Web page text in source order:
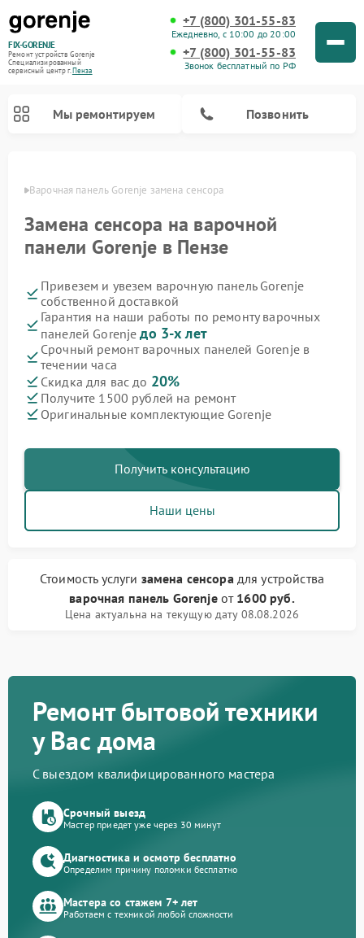
FIX-GORENJE
Ремонт устройств Gorenje
Специализированный
cервисный центр г.Пенза
+7 (800) 301-55-83
Ежедневно, с 10:00 до 20:00
+7 (800) 301-55-83
Звонок бесплатный по РФ
Мы ремонтируем Позвонить
Варочная панель Gorenje замена сенсора
Замена сенсора на варочной
панели Gorenje в Пензе
Привезем и увезем варочную панель Gorenje
собственной доставкой
Гарантия на наши работы по ремонту варочных
панелей Gorenjeдо 3-х лет
Срочный ремонт варочных панелей Gorenje в
течении часа
Скидка для вас до 20%
Получите 1500 рублей на ремонт
Оригинальные комплектующие Gorenje
Получить консультацию
Наши цены
Стоимость услуги замена сенсорадля устройства
варочная панель Gorenjeот 1600 руб.
Цена актуальна на текущую дату 08.08.2026
Ремонт бытовой техники
у Вас дома
С выездом квалифицированного мастера
Срочный выезд
Мастер приедет уже через 30 минут
Диагностика и осмотр бесплатно
Определим причину поломки бесплатно
Мастера со стажем 7+ лет
Работаем с техникой любой сложности